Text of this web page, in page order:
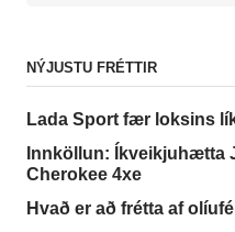
NÝJUSTU FRÉTTIR
Lada Sport fær loksins
Innköllun: Íkveikjuhætta
Cherokee 4xe
Hvað er að frétta af